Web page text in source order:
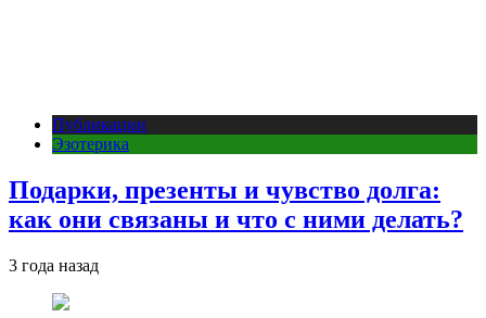
Публикации
Эзотерика
Подарки, презенты и чувство долга:
как они связаны и что с ними делать?
3 года назад